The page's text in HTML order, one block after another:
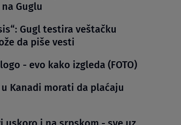
Guglu
Gugl testira veštačku
da piše vesti
- evo kako izgleda (FOTO)
Kanadi morati da plaćaju